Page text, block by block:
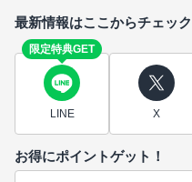
最新情報はここからチェック
限定特典GET
LINE X
お得にポイントゲット！